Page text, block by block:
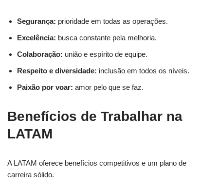
Segurança: prioridade em todas as operações.
Excelência: busca constante pela melhoria.
Colaboração: união e espírito de equipe.
Respeito e diversidade: inclusão em todos os níveis.
Paixão por voar: amor pelo que se faz.
Benefícios de Trabalhar na
LATAM
A LATAM oferece benefícios competitivos e um plano de
carreira sólido.